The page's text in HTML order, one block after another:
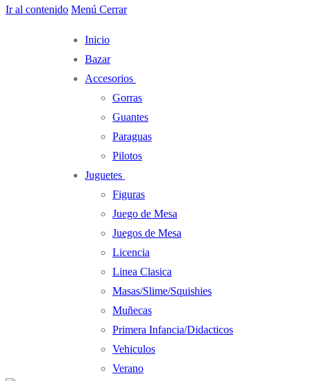
Ir al contenido Menú Cerrar
Inicio
Bazar
Accesorios
Gorras
Guantes
Paraguas
Pilotos
Juguetes
Figuras
Juego de Mesa
Juegos de Mesa
Licencia
Linea Clasica
Masas/Slime/Squishies
Muñecas
Primera Infancia/Didacticos
Vehiculos
Verano